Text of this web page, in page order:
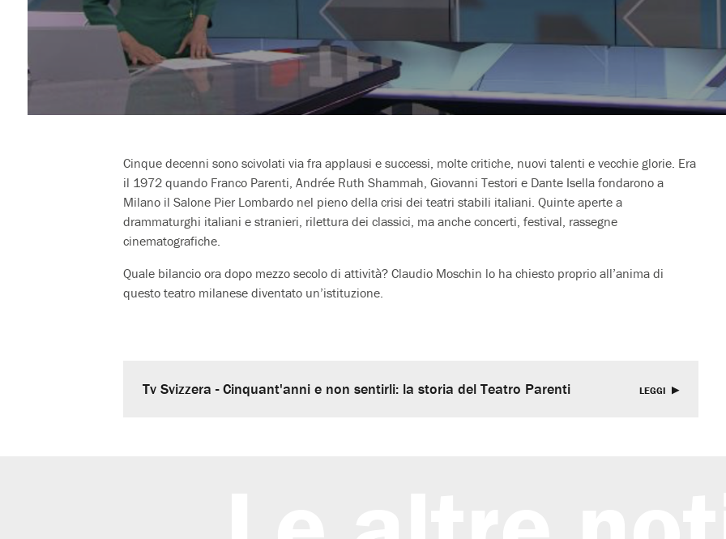
Cinque decenni sono scivolati via fra applausi e successi, molte critiche, nuovi talenti e vecchie glorie. Era
il 1972 quando Franco Parenti, Andrée Ruth Shammah, Giovanni Testori e Dante Isella fondarono a
Milano il Salone Pier Lombardo nel pieno della crisi dei teatri stabili italiani. Quinte aperte a
drammaturghi italiani e stranieri, rilettura dei classici, ma anche concerti, festival, rassegne
cinematografiche.
Quale bilancio ora dopo mezzo secolo di attività? Claudio Moschin lo ha chiesto proprio all’anima di
questo teatro milanese diventato un’istituzione.
Tv Svizzera - Cinquant'anni e non sentirli: la storia del Teatro Parenti LEGGI